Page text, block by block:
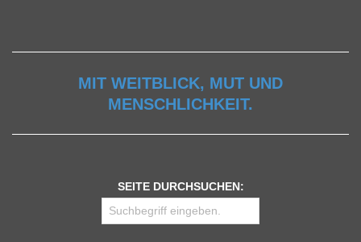
MIT WEITBLICK, MUT UND
MENSCHLICHKEIT.
SEITE DURCHSUCHEN: